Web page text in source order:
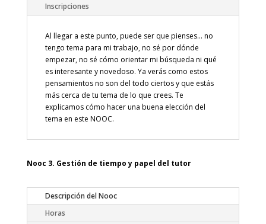
Inscripciones
Al llegar a este punto, puede ser que pienses… no
tengo tema para mi trabajo, no sé por dónde
empezar, no sé cómo orientar mi búsqueda ni qué
es interesante y novedoso. Ya verás como estos
pensamientos no son del todo ciertos y que estás
más cerca de tu tema de lo que crees. Te
explicamos cómo hacer una buena elección del
tema en este NOOC.
Nooc 3. Gestión de tiempo y papel del tutor
Descripción del Nooc
Horas